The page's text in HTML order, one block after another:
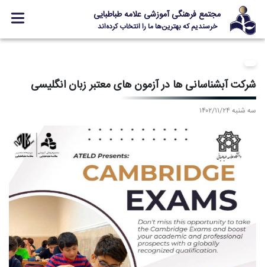
مجتمع فرهنگی آموزشی علامه طباطبایی
خرسندیم که بهترین‌ها ما را انتخاب کرده‌اند
ثبت نام
مدارس
جشنواره ها
علامه +
ارتباط با ما
Designed and Developed by Kavano Team 2016-18
شرکت آبشناسانی ها در آزمون های معتبر زبان انگلیسی
سه شنبه ۱۴۰۲/۱۱/۲۴